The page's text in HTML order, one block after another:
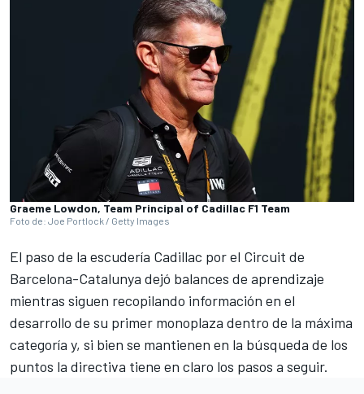
Graeme Lowdon, Team Principal of Cadillac F1 Team
Foto de: Joe Portlock / Getty Images
El paso de la escudería Cadillac por el Circuit de
Barcelona-Catalunya dejó balances de aprendizaje
mientras siguen recopilando información en el
desarrollo de su primer monoplaza dentro de la máxima
categoría y, si bien se mantienen en la búsqueda de los
puntos la directiva tiene en claro los pasos a seguir.